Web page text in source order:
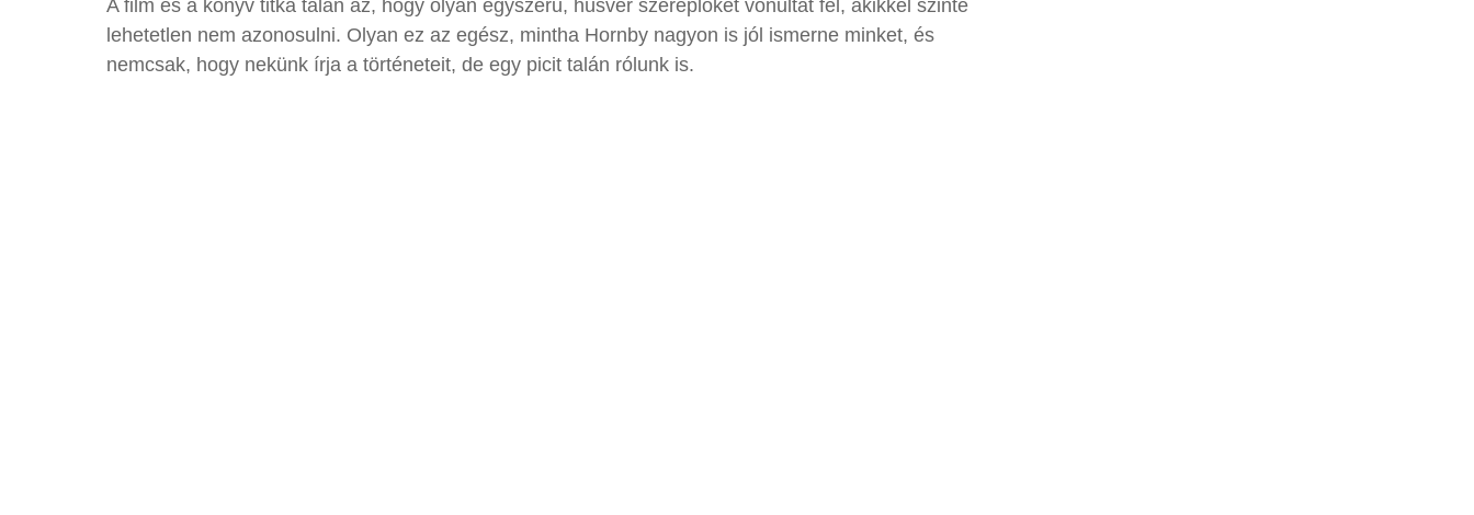
A film és a könyv titka talán az, hogy olyan egyszerű, húsvér szereplőket vonultat fel, akikkel szinte
lehetetlen nem azonosulni. Olyan ez az egész, mintha Hornby nagyon is jól ismerne minket, és
nemcsak, hogy nekünk írja a történeteit, de egy picit talán rólunk is.